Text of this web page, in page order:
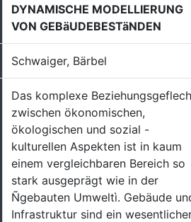
DYNAMISCHE MODELLIERUNG
VON GEBäUDEBESTäNDEN
Schwaiger, Bärbel
Das komplexe
zwischen ökonomischen,
ökologischen und sozial -
kulturellen Aspekten ist in kaum
einem vergleichbaren Bereich so
stark ausgeprägt wie in der
Ñgebauten Umweltì. Gebäude
Infrastruktur sind ein